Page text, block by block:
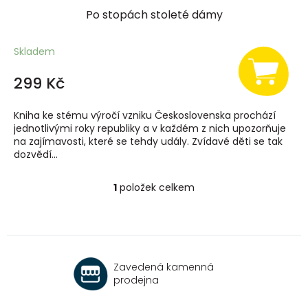
Po stopách stoleté dámy
Skladem
299 Kč
Kniha ke stému výročí vzniku Československa prochází
jednotlivými roky republiky a v každém z nich upozorňuje
na zajímavosti, které se tehdy udály. Zvídavé děti se tak
dozvědí...
O
c
í
1 položek celkem
Zavedená kamenná
prodejna